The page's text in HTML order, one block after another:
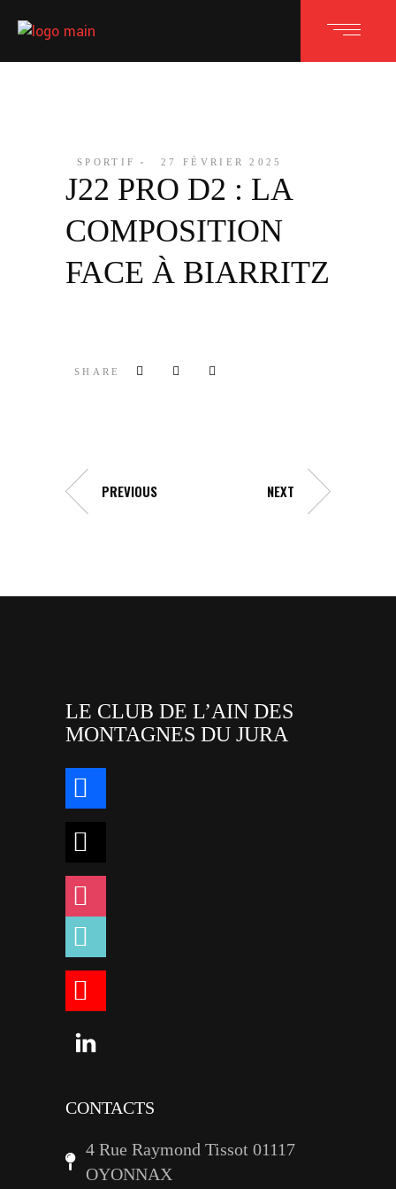
SPORTIF 27 FÉVRIER 2025
J22 PRO D2 : LA
COMPOSITION
FACE À BIARRITZ
SHARE
PREVIOUS NEXT
LE CLUB DE L’AIN DES
MONTAGNES DU JURA
facebook
instagram
tiktok
youtube
CONTACTS
4 Rue Raymond Tissot 01117
OYONNAX